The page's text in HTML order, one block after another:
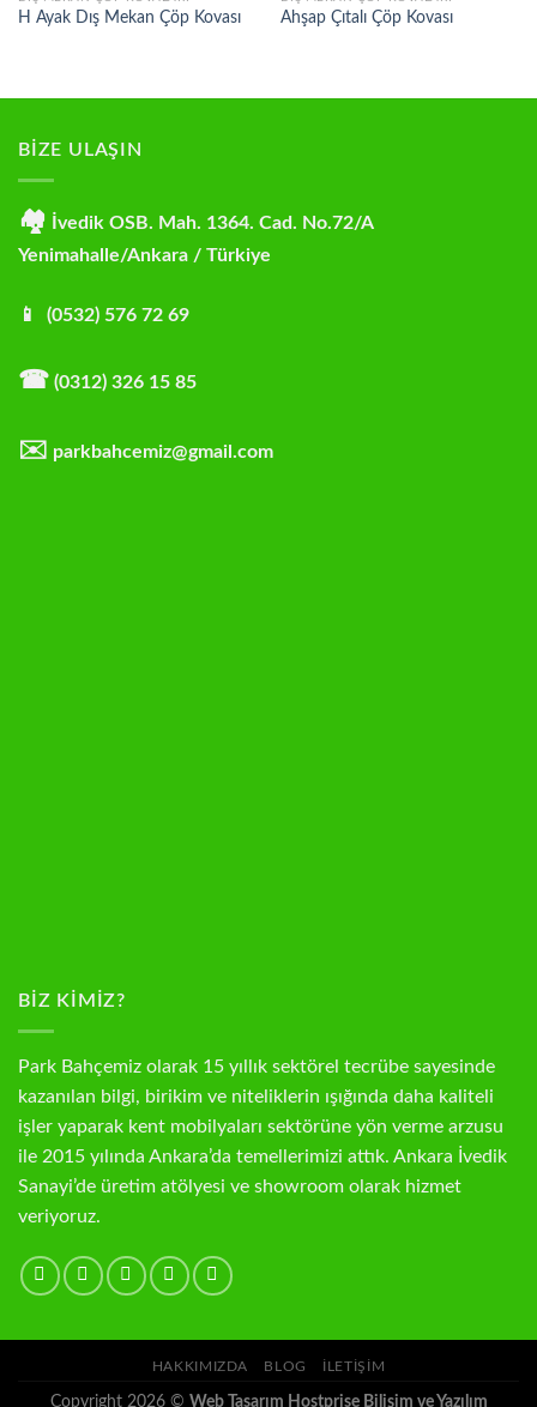
H Ayak Dış Mekan Çöp Kovası Ahşap Çıtalı Çöp Kovası
BİZE ULAŞIN
🏘
İvedik OSB. Mah. 1364. Cad. No.72/A
Yenimahalle/Ankara / Türkiye
📱 (0532) 576 72 69
☎ (0312) 326 15 85
✉️ parkbahcemiz@gmail.com
BIZ KIMIZ?
Park Bahçemiz olarak 15 yıllık sektörel tecrübe sayesinde
kazanılan bilgi, birikim ve niteliklerin ışığında daha kaliteli
işler yaparak kent mobilyaları sektörüne yön verme arzusu
ile 2015 yılında Ankara’da temellerimizi attık. Ankara İvedik
Sanayi’de üretim atölyesi ve showroom olarak hizmet
veriyoruz.
HAKKIMIZDA BLOG İLETIŞIM
Copyright 2026 © Web Tasarım Hostprise Bilişim ve Yazılım